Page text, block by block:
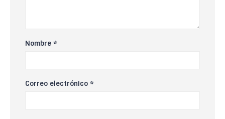
Nombre *
Correo electrónico *